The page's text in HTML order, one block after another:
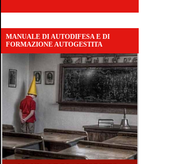
MANUALE DI AUTODIFESA E DI
FORMAZIONE AUTOGESTITA